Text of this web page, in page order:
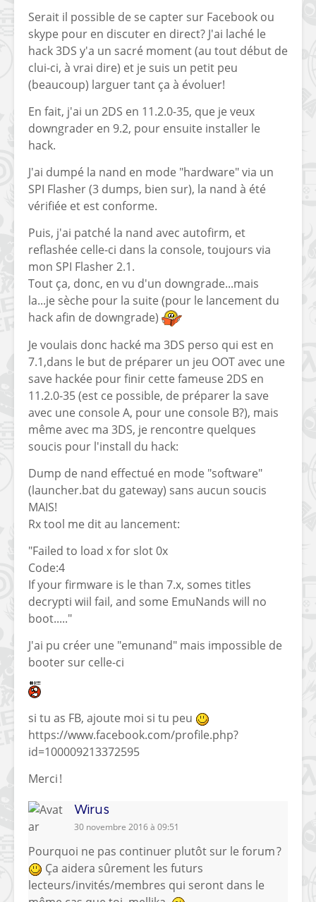
Serait il possible de se capter sur Facebook ou
skype pour en discuter en direct? J'ai laché le
hack 3DS y'a un sacré moment (au tout début de
clui-ci, à vrai dire) et je suis un petit peu
(beaucoup) larguer tant ça à évoluer!
En fait, j'ai un 2DS en 11.2.0-35, que je veux
downgrader en 9.2, pour ensuite installer le
hack.
J'ai dumpé la nand en mode "hardware" via un
SPI Flasher (3 dumps, bien sur), la nand à été
vérifiée et est conforme.
Puis, j'ai patché la nand avec autofirm, et
reflashée celle-ci dans la console, toujours via
mon SPI Flasher 2.1.
Tout ça, donc, en vu d'un downgrade...mais
la...je sèche pour la suite (pour le lancement du
hack afin de downgrade)
Je voulais donc hacké ma 3DS perso qui est en
7.1,dans le but de préparer un jeu OOT avec une
save hackée pour finir cette fameuse 2DS en
11.2.0-35 (est ce possible, de préparer la save
avec une console A, pour une console B?), mais
même avec ma 3DS, je rencontre quelques
soucis pour l'install du hack:
Dump de nand effectué en mode "software"
(launcher.bat du gateway) sans aucun soucis
MAIS!
Rx tool me dit au lancement:
"Failed to load x for slot 0x
Code:4
If your firmware is le than 7.x, somes titles
decrypti wiil fail, and some EmuNands will no
boot....."
J'ai pu créer une "emunand" mais impossible de
booter sur celle-ci
si tu as FB, ajoute moi si tu peu
https://www.facebook.com/profile.php?
id=100009213372595
Merci !
Wirus
30 novembre 2016 à 09:51
Pourquoi ne pas continuer plutôt sur le forum ?
Ça aidera sûrement les futurs
lecteurs/invités/membres qui seront dans le